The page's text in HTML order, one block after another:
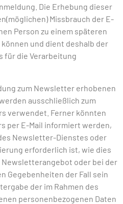
Die Erhebung dieser
Missbrauch der E-
Person zu einem späteren
und dient deshalb der
für die Verarbeitung
zum Newsletter erhobenen
ausschließlich zum
verwendet. Ferner könnten
per E-Mail informiert werden,
Newsletter-Dienstes oder
erforderlich ist, wie dies
Newsletterangebot oder bei der
Gegebenheiten der Fall sein
der im Rahmen des
personenbezogenen Daten